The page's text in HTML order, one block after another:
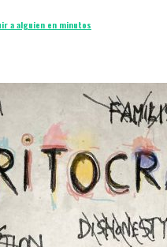
a alguien en minutos